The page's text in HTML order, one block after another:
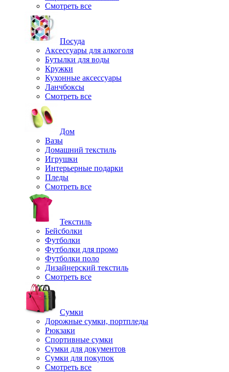
Смотреть все
Посуда
Аксессуары для алкоголя
Бутылки для воды
Кружки
Кухонные аксессуары
Ланчбоксы
Смотреть все
Дом
Вазы
Домашний текстиль
Игрушки
Интерьерные подарки
Пледы
Смотреть все
Текстиль
Бейсболки
Футболки
Футболки для промо
Футболки поло
Дизайнерский текстиль
Смотреть все
Сумки
Дорожные сумки, портпледы
Рюкзаки
Спортивные сумки
Сумки для документов
Сумки для покупок
Смотреть все